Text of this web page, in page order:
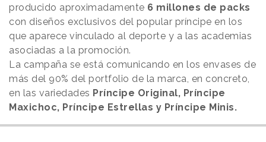
producido aproximadamente 6 millones de packs
con diseños exclusivos del popular príncipe en los
que aparece vinculado al deporte y a las academias
asociadas a la promoción.
La campaña se está comunicando en los envases de
más del 90% del portfolio de la marca, en concreto,
en las variedades Príncipe Original, Príncipe
Maxichoc, Príncipe Estrellas y Príncipe Minis.